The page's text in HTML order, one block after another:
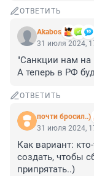
ОТВЕТИТЬ
Akabos
31 июля 2024,
"Санкции нам на
А теперь в РФ
ОТВЕТИТЬ
почти бросил..)
31 июля 2024,
Как вариант:
создать, чтобы
припрятать..)